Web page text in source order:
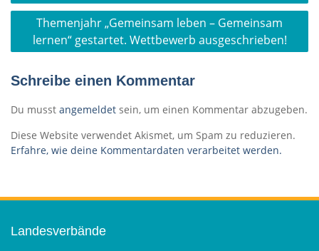
Themenjahr „Gemeinsam leben – Gemeinsam
lernen“ gestartet. Wettbewerb ausgeschrieben!
Schreibe einen Kommentar
Du musst angemeldet sein, um einen Kommentar abzugeben.
Diese Website verwendet Akismet, um Spam zu reduzieren.
Erfahre, wie deine Kommentardaten verarbeitet werden.
Landesverbände